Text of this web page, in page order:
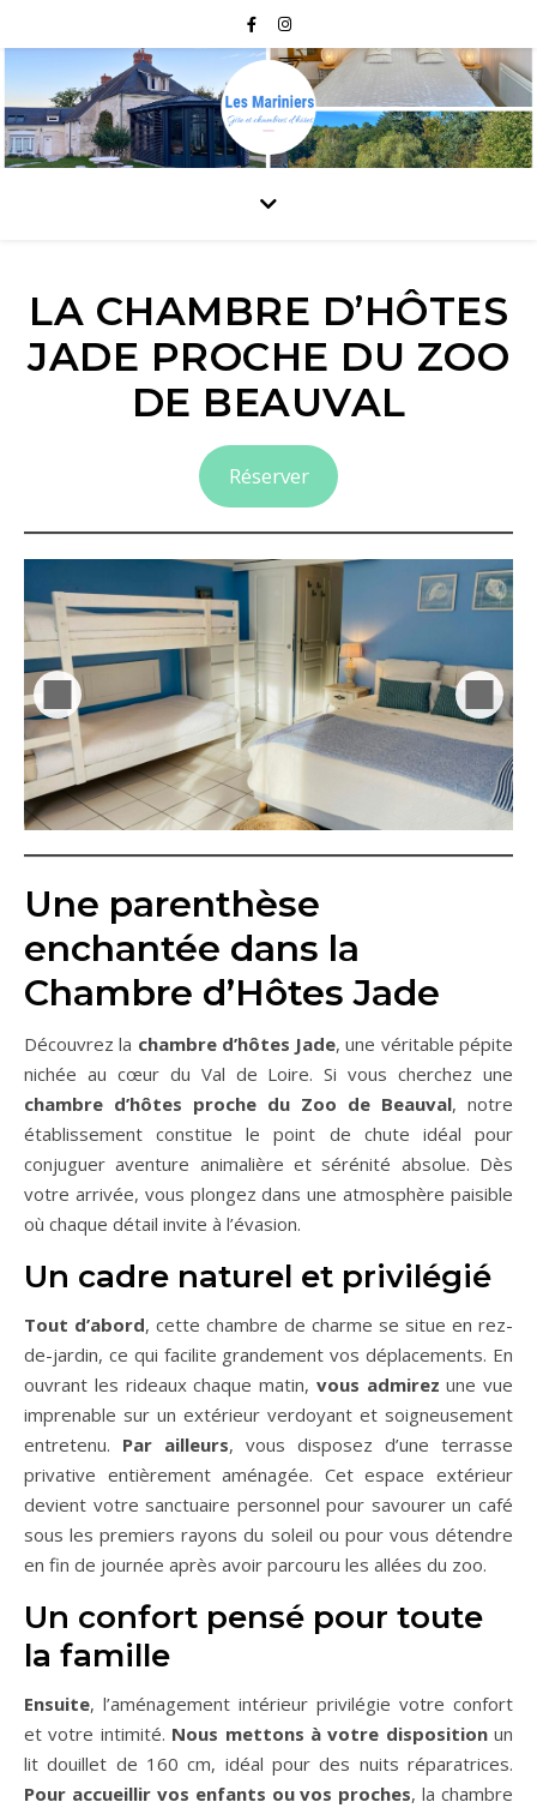
LA CHAMBRE D’HÔTES
JADE PROCHE DU ZOO
DE BEAUVAL
Réserver
Une parenthèse
enchantée dans la
Chambre d’Hôtes Jade
Découvrez la chambre d’hôtes Jade, une véritable pépite
nichée au cœur du Val de Loire. Si vous cherchez une
chambre d’hôtes proche du Zoo de Beauval, notre
établissement constitue le point de chute idéal pour
conjuguer aventure animalière et sérénité absolue. Dès
votre arrivée, vous plongez dans une atmosphère paisible
où chaque détail invite à l’évasion.
Un cadre naturel et privilégié
Tout d’abord, cette chambre de charme se situe en rez-
de-jardin, ce qui facilite grandement vos déplacements. En
ouvrant les rideaux chaque matin, vous admirez une vue
imprenable sur un extérieur verdoyant et soigneusement
entretenu. Par ailleurs, vous disposez d’une terrasse
privative entièrement aménagée. Cet espace extérieur
devient votre sanctuaire personnel pour savourer un café
sous les premiers rayons du soleil ou pour vous détendre
en fin de journée après avoir parcouru les allées du zoo.
Un confort pensé pour toute
la famille
Ensuite, l’aménagement intérieur privilégie votre confort
et votre intimité. Nous mettons à votre dispositionun
lit douillet de 160 cm, idéal pour des nuits réparatrices.
Pour accueillir vos enfants ou vos proches, la chambre